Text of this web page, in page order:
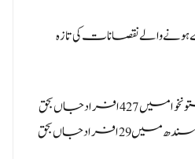
ہونے والے نقصانات کی تازہ
رپورٹ کے مطابق 26 جون سے 19 اگست تک 707 افراد جاں بحق اور 967 زخمی ہوئے، خیبر پختونخوا میں427 افراد جاں بحق
اور 270 زخمی ہوئے۔ این ڈی ایم اے کے مطابق پنجاب میں 165 افراد جاں بحق اور 584 زخمی ہوئے، سندھ میں 29 افراد جاں بحق